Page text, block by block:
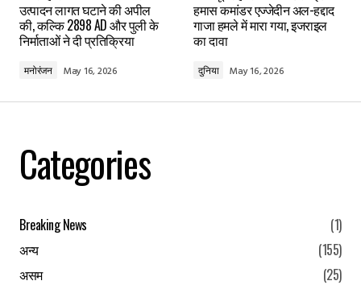
Comment*
उत्पादन लागत घटाने की अपील
की, कल्कि 2898 AD और पुली के
निर्माताओं ने दी प्रतिक्रिया
मनोरंजन May 16, 2026
हमास कमांडर एज्जेदीन अल-हद्दाद
गाजा हमले में मारा गया, इजराइल
का दावा
दुनिया May 16, 2026
Categories
Breaking News
(1)
अन्य
(155)
असम
(25)